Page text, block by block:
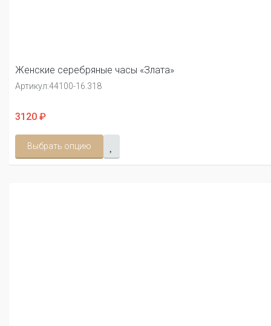
Женские серебряные часы «Злата»
Артикул:44100-16.318
3120 ₽
Выбрать опцию